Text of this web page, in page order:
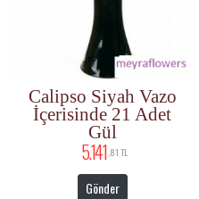
Calipso Siyah Vazo
İçerisinde 21 Adet
Gül
5.141 ,81 TL
Gönder